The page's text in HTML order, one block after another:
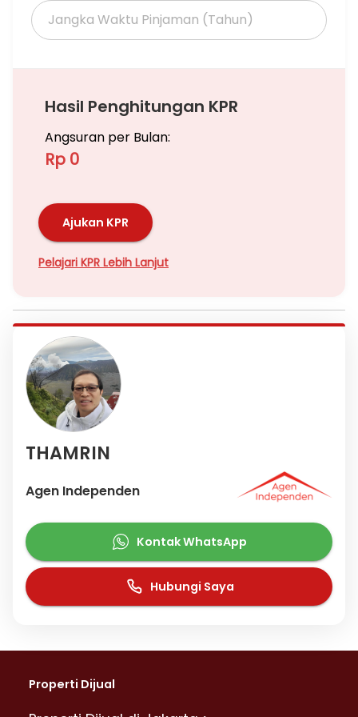
Hasil Penghitungan KPR
Angsuran per Bulan:
Rp 0
Ajukan KPR
Pelajari KPR Lebih Lanjut
THAMRIN
Agen Independen
Kontak WhatsApp
Hubungi Saya
Properti Dijual